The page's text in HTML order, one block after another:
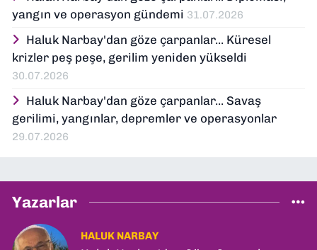
yangın ve operasyon gündemi 31.07.2026
Haluk Narbay'dan göze çarpanlar... Küresel
krizler peş peşe, gerilim yeniden yükseldi
30.07.2026
Haluk Narbay'dan göze çarpanlar... Savaş
gerilimi, yangınlar, depremler ve operasyonlar
29.07.2026
Yazarlar
HALUK NARBAY